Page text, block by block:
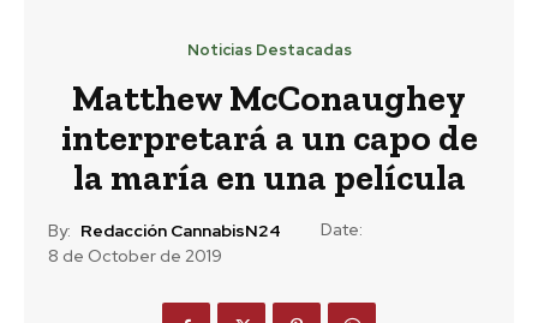
Noticias Destacadas
Matthew McConaughey
interpretará a un capo de
la maría en una película
By: Redacción CannabisN24
Date:
8 de October de 2019